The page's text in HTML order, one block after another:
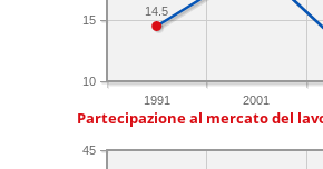
1991 2001
10
15
14.5
Partecipazione al mercato del
45